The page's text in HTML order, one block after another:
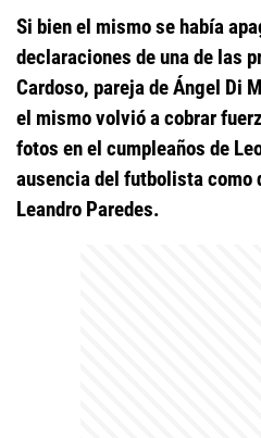
Si bien el mismo se había
declaraciones de una de las
Cardoso, pareja de Ángel Di
el mismo volvió a cobrar
fotos en el cumpleaños de
ausencia del futbolista como
Leandro Paredes.